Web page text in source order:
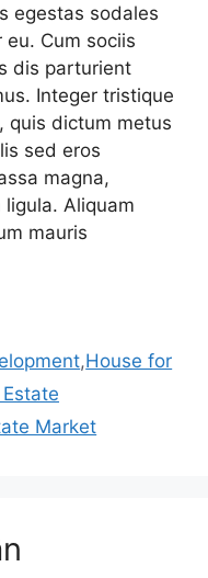
egestas sodales
Cum sociis
dis parturient
Integer tristique
quis dictum metus
sed eros
magna,
Aliquam
mauris
,House for
Estate
Market